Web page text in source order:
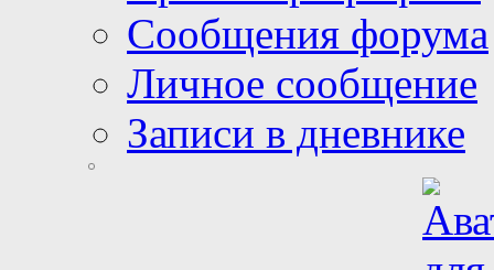
Сообщения форума
Личное сообщение
Записи в дневнике